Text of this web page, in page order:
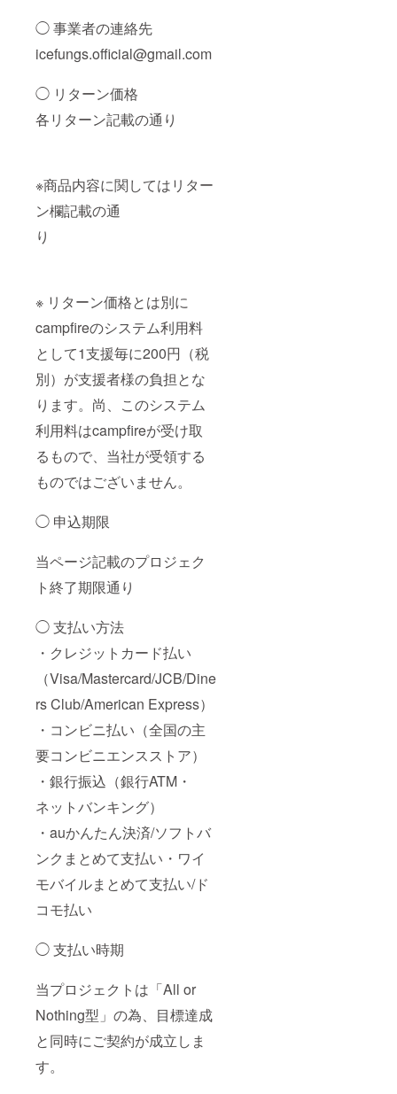
◯ 事業者の連絡先
icefungs.official@gmail.com
◯ リターン価格
各リターン記載の通り
※商品内容に関してはリター
ン欄記載の通
り
※ リターン価格とは別に
campfireのシステム利用料
として1支援毎に200円（税
別）が支援者様の負担とな
ります。尚、このシステム
利用料はcampfireが受け取
るもので、当社が受領する
ものではございません。
◯ 申込期限
当ページ記載のプロジェク
ト終了期限通り
◯ 支払い方法
・クレジットカード払い
（Visa/Mastercard/JCB/Dine
rs Club/American Express）
・コンビニ払い（全国の主
要コンビニエンスストア）
・銀行振込（銀行ATM・
ネットバンキング）
・auかんたん決済/ソフトバ
ンクまとめて支払い・ワイ
モバイルまとめて支払い/ド
コモ払い
◯ 支払い時期
当プロジェクトは「All or
Nothing型」の為、目標達成
と同時にご契約が成立しま
す。